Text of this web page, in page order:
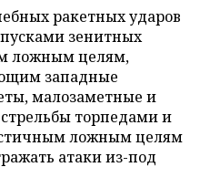
ракетных ударов
зенитных
ложным целям,
западные
малозаметные и
торпедами и
ложным целям
атаки из-под